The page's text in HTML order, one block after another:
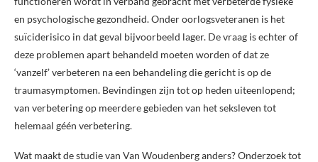
en psychologische gezondheid. Onder oorlogsveteranen is het
suïciderisico in dat geval bijvoorbeeld lager. De vraag is echter of
deze problemen apart behandeld moeten worden of dat ze
‘vanzelf’ verbeteren na een behandeling die gericht is op de
traumasymptomen. Bevindingen zijn tot op heden uiteenlopend;
van verbetering op meerdere gebieden van het seksleven tot
helemaal géén verbetering.
Wat maakt de studie van Van Woudenberg anders? Onderzoek tot